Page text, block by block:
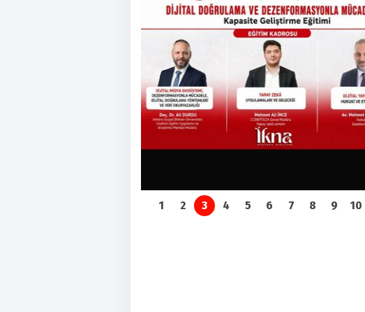
1 2 3 4 5 6 7 8 9 10